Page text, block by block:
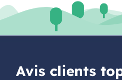
Avis clients